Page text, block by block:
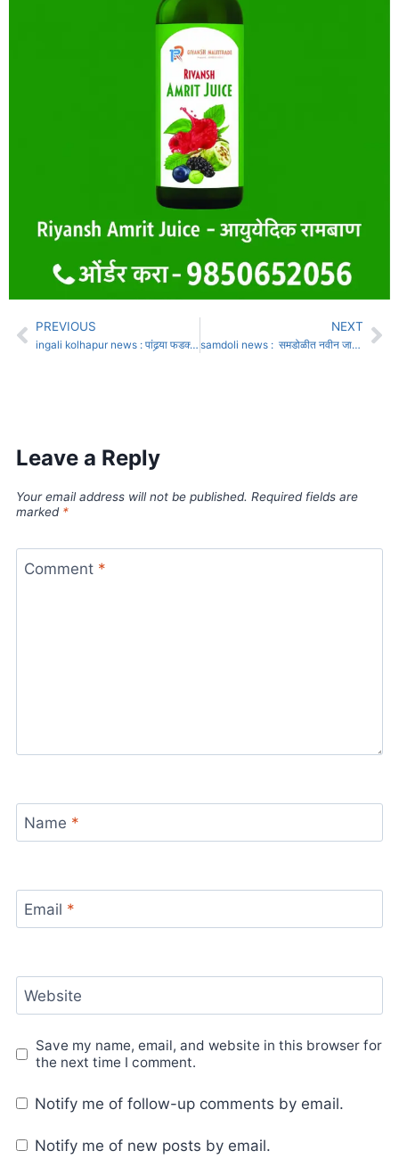
PREVIOUS
ingali kolhapur news : पांढर्‍या फडक्यात जनावराचे काळीज, कुंकू, गुलाल, लिंबू
NEXT
samdoli news : समडोळीत नवीन जावयाचे स्वागत… पण झाड लावून! —
Leave a Reply
Your email address will not be published. Required fields are
marked *
Comment *
Name *
Email *
Website
Save my name, email, and website in this browser for
the next time I comment.
Notify me of follow-up comments by email.
Notify me of new posts by email.